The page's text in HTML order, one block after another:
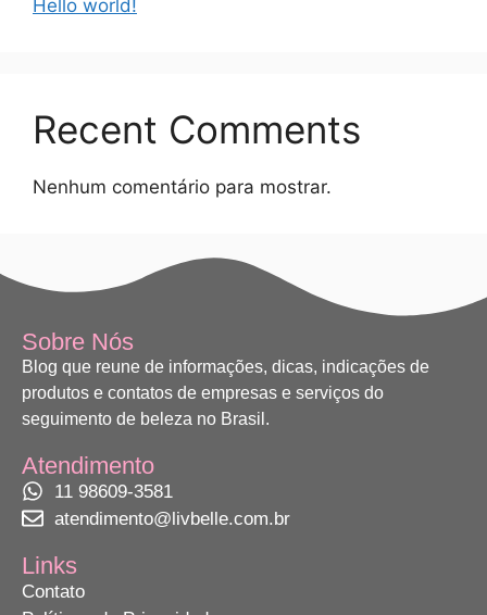
Hello world!
Recent Comments
Nenhum comentário para mostrar.
Sobre Nós
Blog que reune de informações, dicas, indicações de
produtos e contatos de empresas e serviços do
seguimento de beleza no Brasil.
Atendimento
11 98609-3581
atendimento@livbelle.com.br
Links
Contato